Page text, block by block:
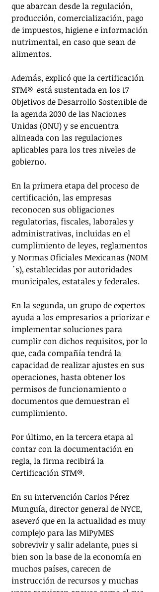
que abarcan desde la regulación,
producción, comercialización, pago
de impuestos, higiene e información
nutrimental, en caso que sean de
alimentos.
Además, explicó que la certificación
STM®️  está sustentada en los 17
Objetivos de Desarrollo Sostenible de
la agenda 2030 de las Naciones
Unidas (ONU) y se encuentra
alineada con las regulaciones
aplicables para los tres niveles de
gobierno.
En la primera etapa del proceso de
certificación, las empresas
reconocen sus obligaciones
regulatorias, fiscales, laborales y
administrativas, incluidas en el
cumplimiento de leyes, reglamentos
y Normas Oficiales Mexicanas (NOM
´s), establecidas por autoridades
municipales, estatales y federales.
En la segunda, un grupo de expertos
ayuda a los empresarios a priorizar e
implementar soluciones para
cumplir con dichos requisitos, por lo
que, cada compañía tendrá la
capacidad de realizar ajustes en sus
operaciones, hasta obtener los
permisos de funcionamiento o
documentos que demuestran el
cumplimiento.
Por último, en la tercera etapa al
contar con la documentación en
regla, la firma recibirá la
Certificación STM®️.
En su intervención Carlos Pérez
Munguía, director general de NYCE,
aseveró que en la actualidad es muy
complejo para las MiPyMES
sobrevivir y salir adelante, pues si
bien son la base de la economía en
muchos países, carecen de
instrucción de recursos y muchas